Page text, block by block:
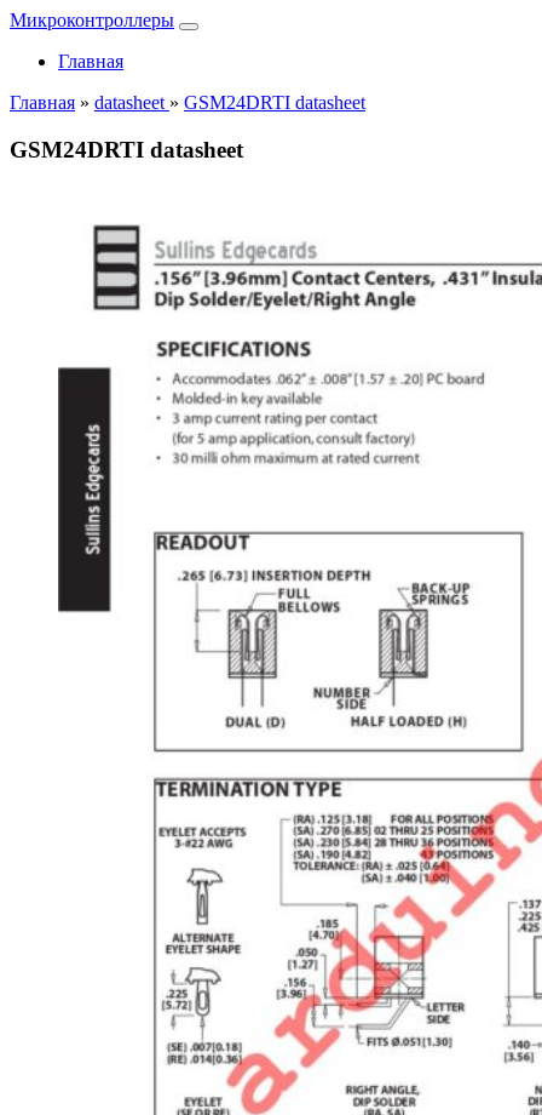
Микроконтроллеры
Главная
Главная » datasheet » GSM24DRTI datasheet
GSM24DRTI datasheet